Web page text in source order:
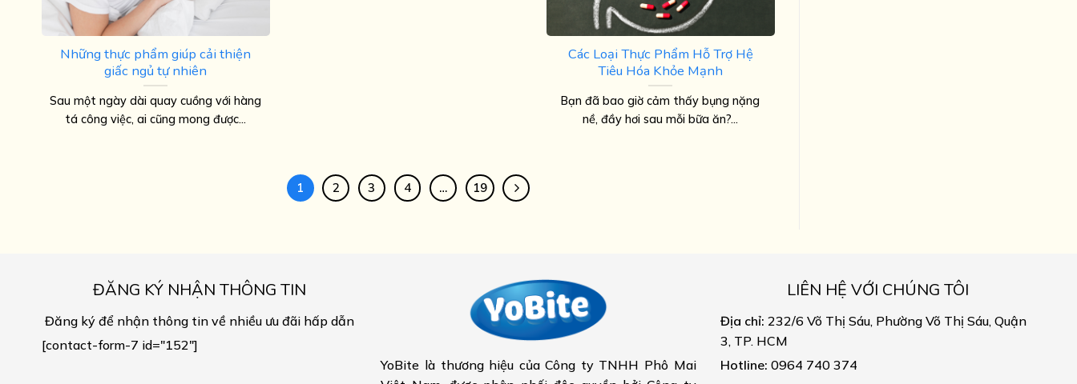
Những thực phẩm giúp cải thiện
giấc ngủ tự nhiên
Sau một ngày dài quay cuồng với hàng
tá công việc, ai cũng mong được...
Các Loại Thực Phẩm Hỗ Trợ Hệ
Tiêu Hóa Khỏe Mạnh
Bạn đã bao giờ cảm thấy bụng nặng
nề, đầy hơi sau mỗi bữa ăn?...
1 2 3 4 … 19
ĐĂNG KÝ NHẬN THÔNG TIN
Đăng ký để nhận thông tin về nhiều ưu đãi hấp dẫn
[contact-form-7 id="152"]
YoBite là thương hiệu của Công ty TNHH Phô Mai
LIÊN HỆ VỚI CHÚNG TÔI
Địa chỉ: 232/6 Võ Thị Sáu, Phường Võ Thị Sáu, Quận
3, TP. HCM
Hotline: 0964 740 374